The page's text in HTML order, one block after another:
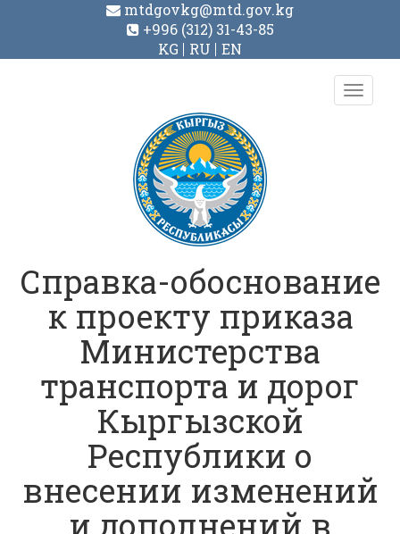
mtdgovkg@mtd.gov.kg
+996 (312) 31-43-85
KG
RU EN
Toggle
Справка-обоснование
к проекту приказа
Министерства
транспорта и дорог
Кыргызской
Республики о
внесении изменений
и дополнений в